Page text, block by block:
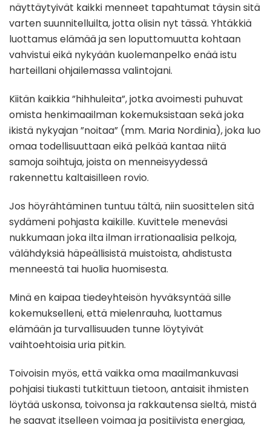
näyttäytyivät kaikki menneet tapahtumat täysin sitä
varten suunnitelluilta, jotta olisin nyt tässä. Yhtäkkiä
luottamus elämää ja sen loputtomuutta kohtaan
vahvistui eikä nykyään kuolemanpelko enää istu
harteillani ohjailemassa valintojani.
Kiitän kaikkia ”hihhuleita”, jotka avoimesti puhuvat
omista henkimaailman kokemuksistaan sekä joka
ikistä nykyajan ”noitaa” (mm. Maria Nordinia), joka luo
omaa todellisuuttaan eikä pelkää kantaa niitä
samoja soihtuja, joista on menneisyydessä
rakennettu kaltaisilleen rovio.
Jos höyrähtäminen tuntuu tältä, niin suosittelen sitä
sydämeni pohjasta kaikille. Kuvittele meneväsi
nukkumaan joka ilta ilman irrationaalisia pelkoja,
välähdyksiä häpeällisistä muistoista, ahdistusta
menneestä tai huolia huomisesta.
Minä en kaipaa tiedeyhteisön hyväksyntää sille
kokemukselleni, että mielenrauha, luottamus
elämään ja turvallisuuden tunne löytyivät
vaihtoehtoisia uria pitkin.
Toivoisin myös, että vaikka oma maailmankuvasi
pohjaisi tiukasti tutkittuun tietoon, antaisit ihmisten
löytää uskonsa, toivonsa ja rakkautensa sieltä, mistä
he saavat itselleen voimaa ja positiivista energiaa,